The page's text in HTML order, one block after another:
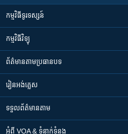
កម្មវិធី​ទូរទស្សន៍
កម្មវិធី​វិទ្យុ
ព័ត៌មាន​តាមប្រធានបទ​
រៀន​​អង់គ្លេស
ទទួល​ព័ត៌មាន​តាម
អំពី​ VOA & ទំនាក់ទំនង